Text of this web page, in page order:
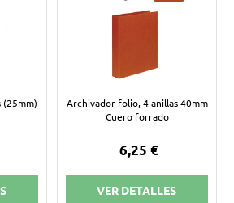
(25mm)
Archivador folio, 4 anillas 40mm
Cuero forrado
6,25 €
VER DETALLES